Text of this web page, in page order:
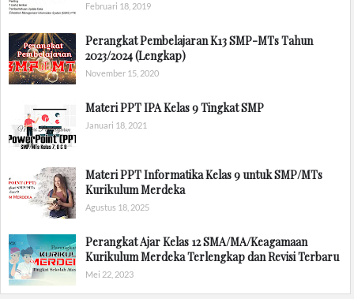
Februari 18, 2019
Perangkat Pembelajaran K13 SMP-MTs Tahun
2023/2024 (Lengkap)
November 15, 2020
Materi PPT IPA Kelas 9 Tingkat SMP
Januari 18, 2021
Materi PPT Informatika Kelas 9 untuk SMP/MTs
Kurikulum Merdeka
Agustus 18, 2025
Perangkat Ajar Kelas 12 SMA/MA/Keagamaan
Kurikulum Merdeka Terlengkap dan Revisi Terbaru
Mei 22, 2023